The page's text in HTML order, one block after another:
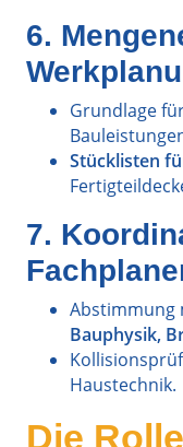
6.
Grundlage
Stücklisten
7.
Abstimmung
Bauphysik,
Haustechnik.
Die